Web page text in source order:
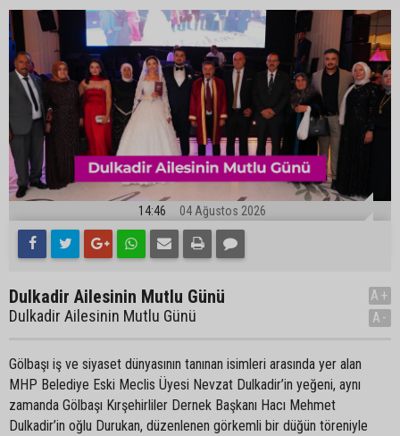
14:46 04 Ağustos 2026
Dulkadir Ailesinin Mutlu Günü
Dulkadir Ailesinin Mutlu Günü
A+
A-
Gölbaşı iş ve siyaset dünyasının tanınan isimleri arasında yer alan
MHP Belediye Eski Meclis Üyesi Nevzat Dulkadir’in yeğeni, aynı
zamanda Gölbaşı Kırşehirliler Dernek Başkanı Hacı Mehmet
Dulkadir’in oğlu Durukan, düzenlenen görkemli bir düğün töreniyle